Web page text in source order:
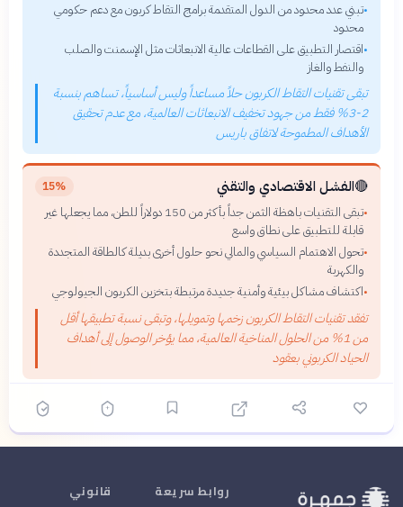
•تبني عدد محدود من الدول المتقدمة برامج التقاط كربون مع دعم حكومي
محدود
•اقتصار التطبيق على القطاعات عالية الانبعاثات مثل الإسمنت والصلب
والنفط والغاز
تبقى تقنيات التقاط الكربون حلاً مساعداً وليس أساسياً، تساهم بنسبة
2-3% فقط من جهود تخفيف الانبعاثات العالمية، مع عدم تحقيق
الأهداف المطموحة لاتفاق باريس
🔴الفشل الاقتصادي والتقني 15%
•
تبقى التقنيات باهظة الثمن جداً بأكثر من 150 دولاراً للطن، مما يجعلها غير
قابلة للتطبيق على نطاق واسع
•تحول الاهتمام السياسي والمالي نحو حلول أخرى بديلة كالطاقة المتجددة
والكهربة
•اكتشاف مشاكل بيئية وأمنية جديدة مرتبطة بتخزين الكربون الجيولوجي
تفقد تقنيات التقاط الكربون زخمها وتمويلها، وتبقى نسبة تطبيقها أقل
من 1% من الحلول المناخية العالمية، مما يؤخر الوصول إلى أهداف
الحياد الكربوني بعقود
روابط سريعة قانوني